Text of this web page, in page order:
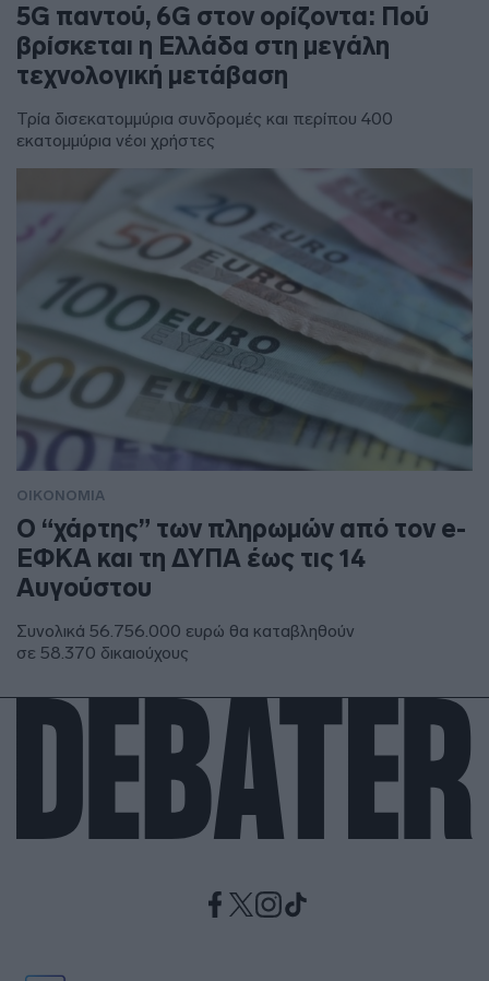
5G παντού, 6G στον ορίζοντα: Πού
βρίσκεται η Ελλάδα στη μεγάλη
τεχνολογική μετάβαση
Τρία δισεκατομμύρια συνδρομές και περίπου 400
εκατομμύρια νέοι χρήστες
ΟΙΚΟΝΟΜΙΑ
Ο “χάρτης” των πληρωμών από τον e-
ΕΦΚΑ και τη ΔΥΠΑ έως τις 14
Αυγούστου
Συνολικά 56.756.000 ευρώ θα καταβληθούν
σε 58.370 δικαιούχους